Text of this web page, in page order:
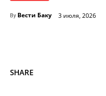
By Вести Баку 3 июля, 2026
SHARE